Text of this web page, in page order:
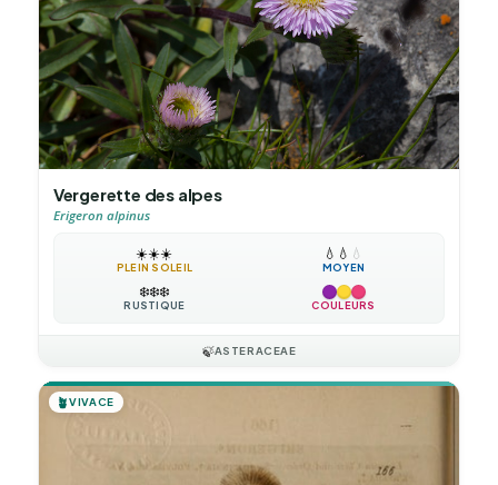
Vergerette des alpes
Erigeron alpinus
☀️☀️☀️
PLEIN SOLEIL
💧 💧 💧
MOYEN
❄️❄️❄️
RUSTIQUE COULEURS
🍃ASTERACEAE
🪴VIVACE